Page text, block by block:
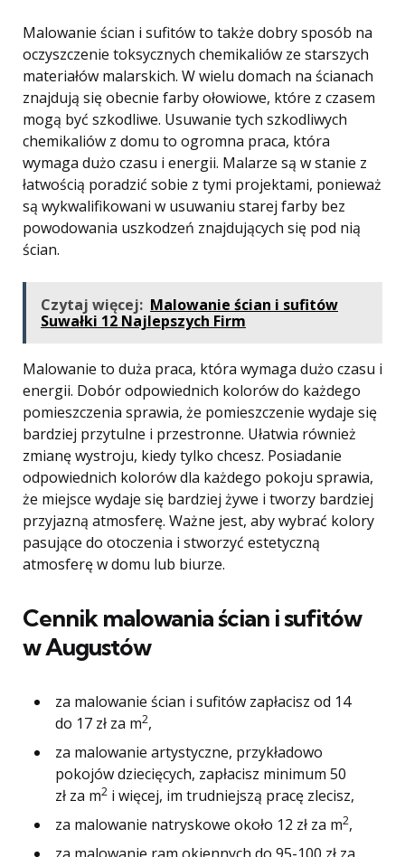
Malowanie ścian i sufitów to także dobry sposób na
oczyszczenie toksycznych chemikaliów ze starszych
materiałów malarskich. W wielu domach na ścianach
znajdują się obecnie farby ołowiowe, które z czasem
mogą być szkodliwe. Usuwanie tych szkodliwych
chemikaliów z domu to ogromna praca, która
wymaga dużo czasu i energii. Malarze są w stanie z
łatwością poradzić sobie z tymi projektami, ponieważ
są wykwalifikowani w usuwaniu starej farby bez
powodowania uszkodzeń znajdujących się pod nią
ścian.
Czytaj więcej: Malowanie ścian i sufitów
Suwałki 12 Najlepszych Firm
Malowanie to duża praca, która wymaga dużo czasu i
energii. Dobór odpowiednich kolorów do każdego
pomieszczenia sprawia, że ​​pomieszczenie wydaje się
bardziej przytulne i przestronne. Ułatwia również
zmianę wystroju, kiedy tylko chcesz. Posiadanie
odpowiednich kolorów dla każdego pokoju sprawia,
że ​​miejsce wydaje się bardziej żywe i tworzy bardziej
przyjazną atmosferę. Ważne jest, aby wybrać kolory
pasujące do otoczenia i stworzyć estetyczną
atmosferę w domu lub biurze.
Cennik malowania ścian i sufitów
w Augustów
za malowanie ścian i sufitów zapłacisz od 14
do 17 zł za m2,
za malowanie artystyczne, przykładowo
pokojów dziecięcych, zapłacisz minimum 50
zł za m2 i więcej, im trudniejszą pracę zlecisz,
za malowanie natryskowe około 12 zł za m2,